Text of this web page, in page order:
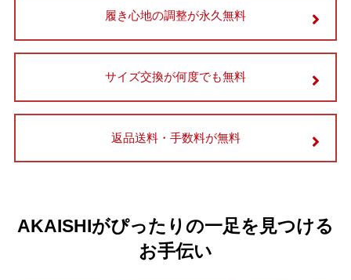
履き心地の調整が永久無料
サイズ交換が何度でも無料
返品送料・手数料が無料
AKAISHIがぴったりの一足を見つける
お手伝い